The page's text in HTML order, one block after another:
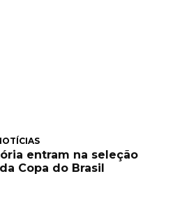
entram na seleção
Copa do Brasil